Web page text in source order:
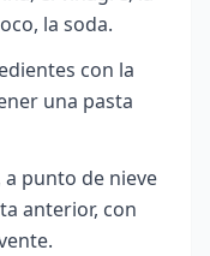
la soda.
con la
una pasta
punto de nieve
anterior, con